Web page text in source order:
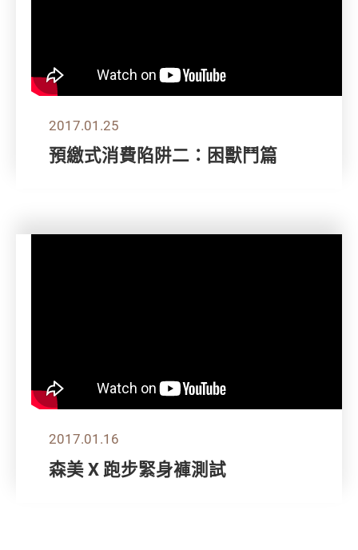
2017.01.25
預繳式消費陷阱二：困獸鬥篇
2017.01.16
森美 X 跑步緊身褲測試